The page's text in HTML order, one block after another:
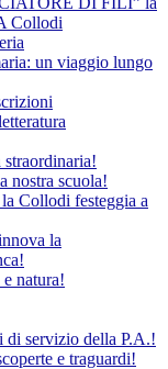
Collodi
un viaggio lungo
nostra scuola!
Collodi festeggia a
la
natura!
di servizio della P.A.!
e traguardi!